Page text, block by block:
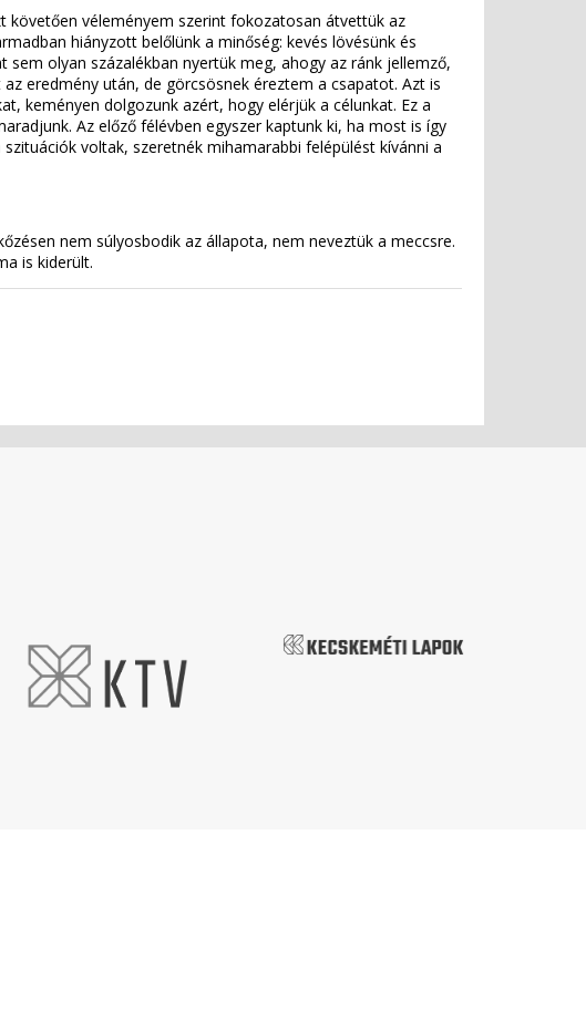
véleményem szerint fokozatosan átvettük az
hiányzott belőlünk a minőség: kevés lövésünk és
olyan százalékban nyertük meg, ahogy az ránk jellemző,
eredmény után, de görcsösnek éreztem a csapatot. Azt is
keményen dolgozunk azért, hogy elérjük a célunkat. Ez a
Az előző félévben egyszer kaptunk ki, ha most is így
voltak, szeretnék mihamarabbi felépülést kívánni a
nem súlyosbodik az állapota, nem neveztük a meccsre.
is kiderült.